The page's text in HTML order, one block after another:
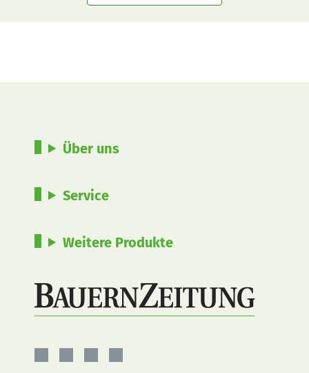
Über uns
Service
Weitere Produkte